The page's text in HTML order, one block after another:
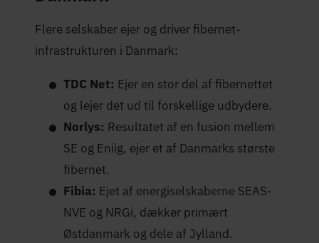
Flere selskaber ejer og driver fibernet-
infrastrukturen i Danmark:
TDC Net: Ejer en stor del af fibernettet
og lejer det ud til forskellige udbydere.
Norlys: Resultatet af en fusion mellem
SE og Eniig, ejer et af Danmarks største
fibernet.
Fibia: Ejet af energiselskaberne SEAS-
NVE og NRGi, dækker primært
Østdanmark og dele af Jylland.